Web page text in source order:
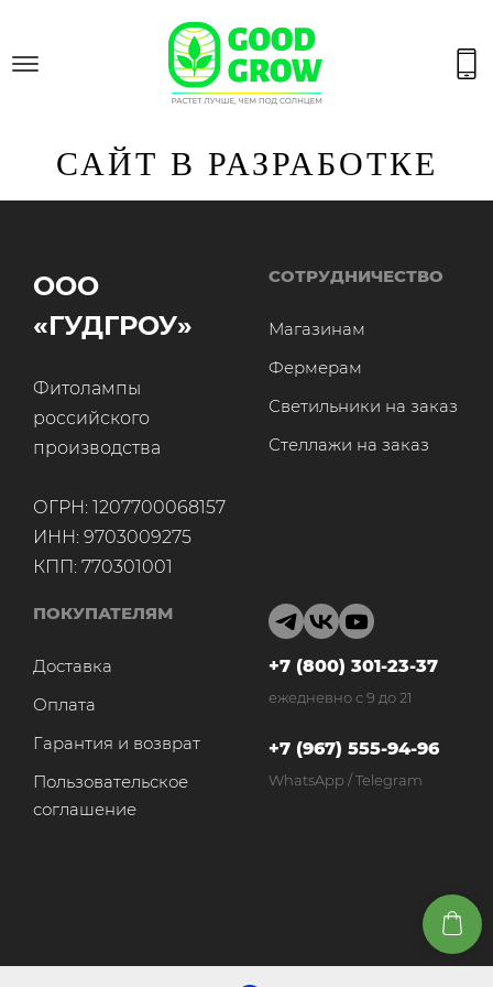
САЙТ В РАЗРАБОТКЕ
ООО
«ГУДГРОУ»
Фитолампы
российского
производства
ОГРН: 1207700068157
ИНН: 9703009275
КПП: 770301001
СОТРУДНИЧЕСТВО
Магазинам
Фермерам
Светильники на заказ
Стеллажи на заказ
ПОКУПАТЕЛЯМ
Доставка
Оплата
Гарантия и возврат
Пользовательское
соглашение
+7 (800) 301-23-37
ежедневно с 9 до 21
+7 (967) 555-94-96
WhatsApp / Telegram